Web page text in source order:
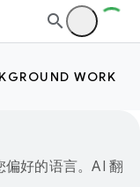
WORK
好的语言。AI 翻